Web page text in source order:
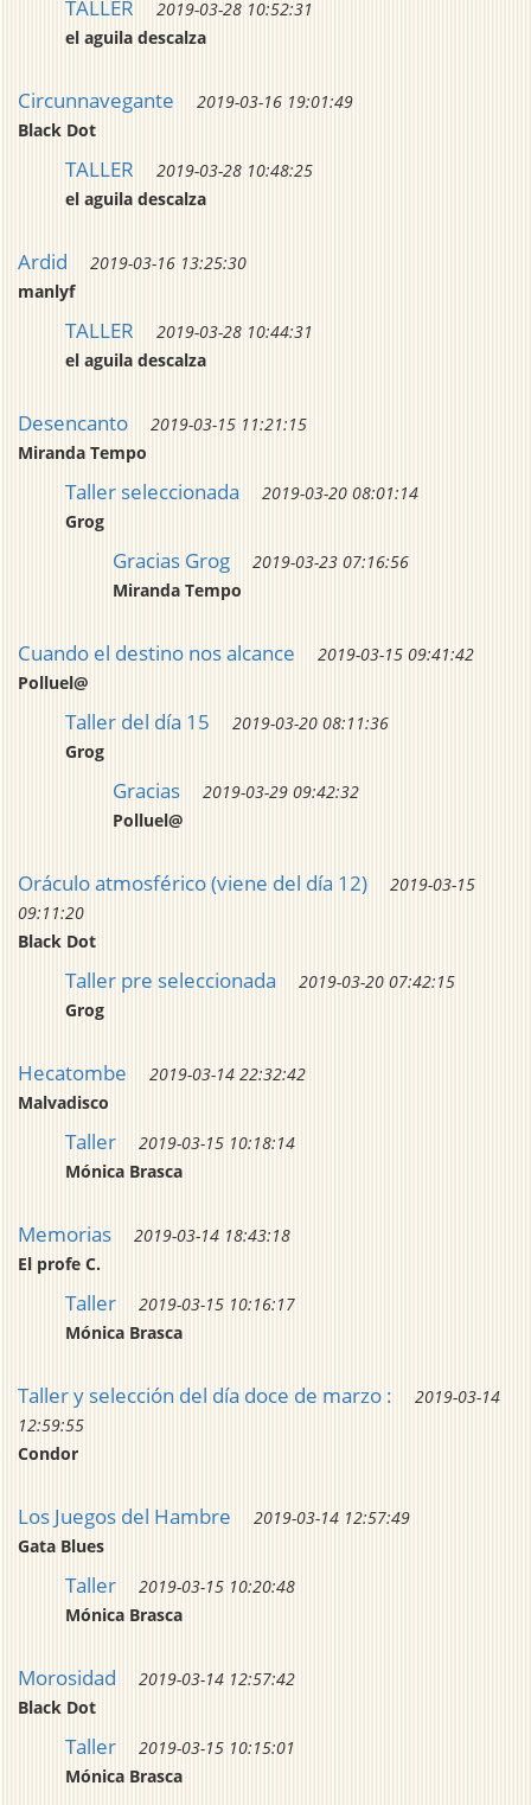
TALLER
2019-03-28 10:52:31
el aguila descalza
Circunnavegante
2019-03-16 19:01:49
Black Dot
TALLER
2019-03-28 10:48:25
el aguila descalza
Ardid
2019-03-16 13:25:30
manlyf
TALLER
2019-03-28 10:44:31
el aguila descalza
Desencanto
2019-03-15 11:21:15
Miranda Tempo
Taller seleccionada
2019-03-20 08:01:14
Grog
Gracias Grog
2019-03-23 07:16:56
Miranda Tempo
Cuando el destino nos alcance
2019-03-15 09:41:42
Polluel@
Taller del día 15
2019-03-20 08:11:36
Grog
Gracias
2019-03-29 09:42:32
Polluel@
Oráculo atmosférico (viene del día 12)
2019-03-15
09:11:20
Black Dot
Taller pre seleccionada
2019-03-20 07:42:15
Grog
Hecatombe
2019-03-14 22:32:42
Malvadisco
Taller
2019-03-15 10:18:14
Mónica Brasca
Memorias
2019-03-14 18:43:18
El profe C.
Taller
2019-03-15 10:16:17
Mónica Brasca
Taller y selección del día doce de marzo :
2019-03-14
12:59:55
Condor
Los Juegos del Hambre
2019-03-14 12:57:49
Gata Blues
Taller
2019-03-15 10:20:48
Mónica Brasca
Morosidad
2019-03-14 12:57:42
Black Dot
Taller
2019-03-15 10:15:01
Mónica Brasca